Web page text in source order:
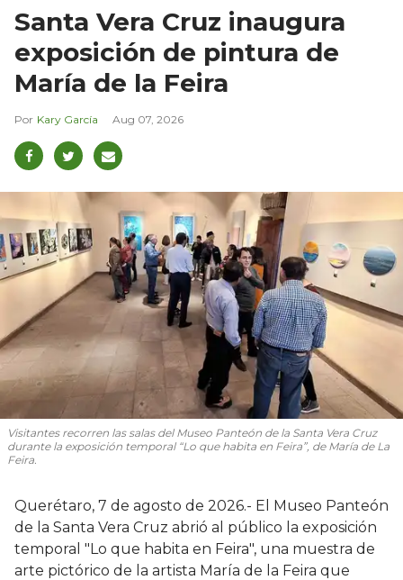
Santa Vera Cruz inaugura
exposición de pintura de
María de la Feira
Kary García Aug 07, 2026
Visitantes recorren las salas del Museo Panteón de la Santa Vera Cruz
durante la exposición temporal “Lo que habita en Feira”, de María de La
Feira.
Querétaro, 7 de agosto de 2026.- El Museo Panteón
de la Santa Vera Cruz abrió al público la exposición
temporal "Lo que habita en Feira", una muestra de
arte pictórico de la artista María de la Feira que